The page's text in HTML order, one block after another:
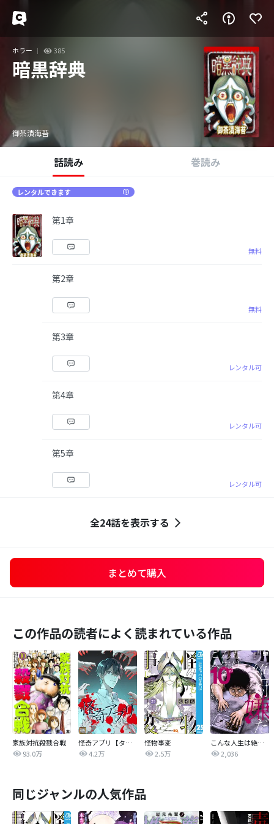
ホラー 385
暗黒辞典
御茶漬海苔
話読み 巻読み
レンタルできます
第1章
無料
第2章
無料
第3章
レンタル可
第4章
レンタル可
第5章
レンタル可
全24話を表示する
まとめて購入
この作品の読者によく読まれている作品
家族対抗殺戮合戦
93.0万
怪奇アプリ【タテヨミ】
4.2万
怪物事変
2.5万
こんな人生は絶対嫌だ
2,036
同じジャンルの人気作品